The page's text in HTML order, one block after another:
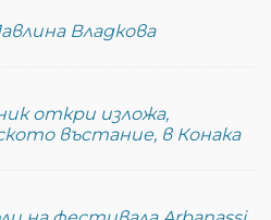
Владкова
откри изложа,
въстание, в Конака